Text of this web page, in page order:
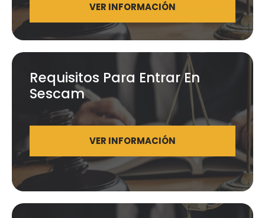
VER INFORMACIÓN
Requisitos Para Entrar En
Sescam
VER INFORMACIÓN